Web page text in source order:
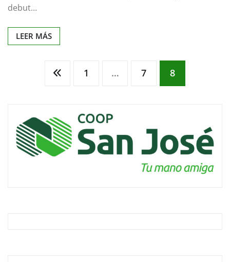
debut…
LEER MÁS
Paginación
entradas
1 … 7 8